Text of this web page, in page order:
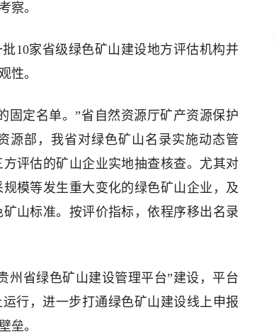
察。
10家省级绿色矿山建设地方评估机构并
性。
定名单。”省自然资源厅矿产资源保护
源部，我省对绿色矿山名录实施动态管
评估的矿山企业实地抽查核查。尤其对
模等发生重大变化的绿色矿山企业，及
山标准。按评价指标，依程序移出名录
省绿色矿山建设管理平台”建设，平台
行，进一步打通绿色矿山建设线上申报
垒。